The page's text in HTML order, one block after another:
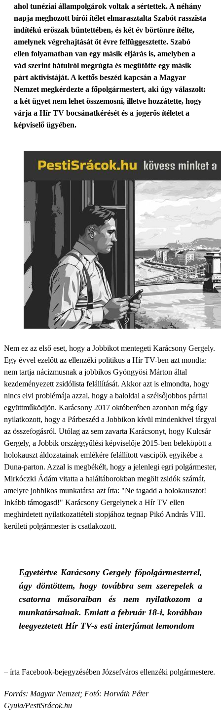
ahol tunéziai állampolgárok voltak a sértettek. A néhány
napja meghozott bírói ítélet elmarasztalta Szabót rasszista
indítékú erőszak bűntetté­ben, és két év börtönre ítélte,
amelynek végrehajtását öt évre felfüggesztette. Szabó
ellen folyamatban van egy másik eljárás is, amelyben a
vád szerint hátulról megrúgta és megütötte egy másik
párt aktivistáját. A kettős beszéd kapcsán a Magyar
Nemzet megkérdezte a főpolgármestert, aki úgy válaszolt:
a két ügyet nem lehet összemosni, illetve hozzátette, hogy
várja a Hír TV bocsánatkérését és a jogerős ítéletet a
képviselő ügyében.
Nem ez az első eset, hogy a Jobbikot mentegeti Karácsony Gergely.
Egy évvel ezelőtt az ellenzéki politikus a Hír TV-ben azt mondta:
nem tartja nácizmusnak a jobbikos Gyöngyösi Márton által
kezdeményezett zsidólista felállítását. Akkor azt is elmondta, hogy
nincs elvi problémája azzal, hogy a baloldal a szélsőjobbos párttal
együttműködjön. Karácsony 2017 októberében azonban még úgy
nyilatkozott, hogy a Párbeszéd a Jobbikon kívül mindenkivel tárgyal
az összefogásról. Utólag az sem zavarta Karácsonyt, hogy Kulcsár
Gergely, a Jobbik ország­­gyűlési képviselője 2015-ben beleköpött a
holokauszt áldozatainak emlékére felállított vascipők egyikébe a
Duna-parton. Azzal is megbékélt, hogy a jelenlegi egri polgármester,
Mirkóczki Ádám vitatta a haláltáborokban megölt zsidók számát,
amelyre jobbikos munkatársa azt írta: "Ne tagadd a holokausztot!
Inkább támogasd!" Karácsony Gergelynek a Hír TV ellen
meghirdetett nyilatkozattételi stopjához tegnap Pikó András VIII.
kerületi polgármester is csatlakozott.
Egyetértve Karácsony Gergely főpolgármesterrel,
úgy döntöttem, hogy továbbra sem szerepelek a
csatorna műsoraiban és nem nyilatkozom a
munkatársainak. Emiatt a február 18-i, korábban
leegyeztetett Hír TV-s esti interjúmat lemondom
– írta Facebook-bejegyzésében Józsefváros ellenzéki polgármestere.
Forrás: Magyar Nemzet; Fotó: Horváth Péter
Gyula/PestiSrácok.hu